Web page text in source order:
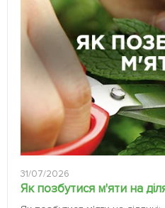
31/07/2026
Як позбутися м'яти на